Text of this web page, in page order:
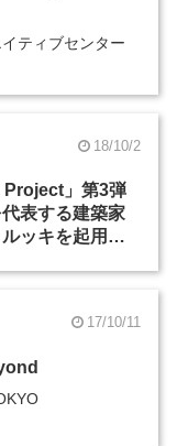
ティブセンター
18/10/2
Project」第3弾
表する建築家
ッキを起用。
17/10/11